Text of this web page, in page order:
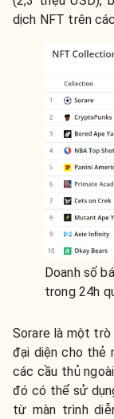
dịch NFT trên
Doanh số
trong 24h
Sorare là một
đại diện cho thẻ
các cầu thủ
đó có thể sử
từ màn trình